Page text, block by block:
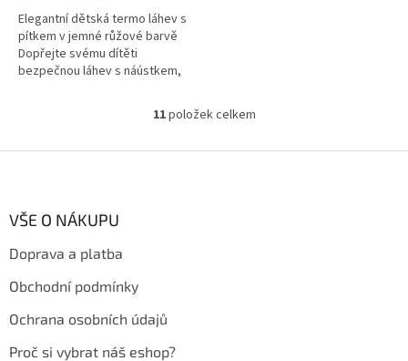
Elegantní dětská termo láhev s
pítkem v jemné růžové barvě
Dopřejte svému dítěti
bezpečnou láhev s náústkem,
zdraví a jemný design. Varianta
O
l
11položek celkem
VŠE O NÁKUPU
Doprava a platba
Obchodní podmínky
Ochrana osobních údajů
Proč si vybrat náš eshop?